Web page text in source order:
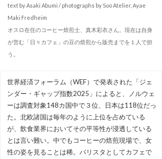
text by Asaki Abumi / photographs by Soo Atelier, Ayae
Maki Fredheim
オスロ在住のコーヒー焙煎士、真木彩衣さん。現在は自身
が営む「日々カフェ」の豆の焙煎から販売までを１人で担
う。
世界経済フォーラム（WEF）で発表された「ジェ
ンダー・ギャップ指数2025」によると、ノルウェ
ーは調査対象148カ国中で３位、日本は118位だっ
た。北欧諸国は毎年のように上位を占めている
が、飲食業界においてその平等性が浸透している
とは言い難い。中でもコーヒーの焙煎現場で、女
性の姿を見ることは稀。バリスタとしてカフェで